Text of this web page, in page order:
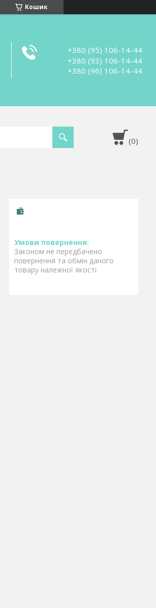
Кошик
+380 (95) 106-14-44
+380 (93) 106-14-44
+380 (96) 106-14-44
Законом не передбачено
повернення та обмін даного
товару належної якості